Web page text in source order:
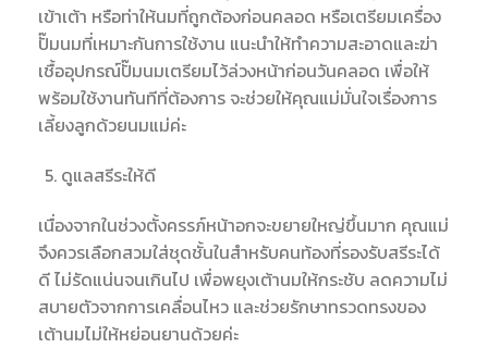
เข้าเต้า หรือท่าให้นมที่ถูกต้องก่อนคลอด หรือเตรียมเครื่อง
ปั๊มนมที่เหมาะกันการใช้งาน แนะนำให้ทำความสะอาดและฆ่า
เชื้ออุปกรณ์ปั๊มนมเตรียมไว้ล่วงหน้าก่อนวันคลอด เพื่อให้
พร้อมใช้งานทันทีที่ต้องการ จะช่วยให้คุณแม่มั่นใจเรื่องการ
เลี้ยงลูกด้วยนมแม่ค่ะ
ดูแลสรีระให้ดี
เนื่องจากในช่วงตั้งครรภ์หน้าอกจะขยายใหญ่ขึ้นมาก คุณแม่
จึงควรเลือกสวมใส่ชุดชั้นในสำหรับคนท้องที่รองรับสรีระได้
ดี ไม่รัดแน่นจนเกินไป เพื่อพยุงเต้านมให้กระชับ ลดความไม่
สบายตัวจากการเคลื่อนไหว และช่วยรักษาทรวดทรงของ
เต้านมไม่ให้หย่อนยานด้วยค่ะ